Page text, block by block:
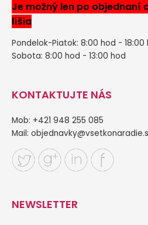
Je možný len po objednaní
líšia
Pondelok-Piatok: 8:00 hod - 18:00
Sobota: 8:00 hod - 13:00 hod
KONTAKTUJTE NÁS
Mob: +421 948 255 085
Mail:
NEWSLETTER